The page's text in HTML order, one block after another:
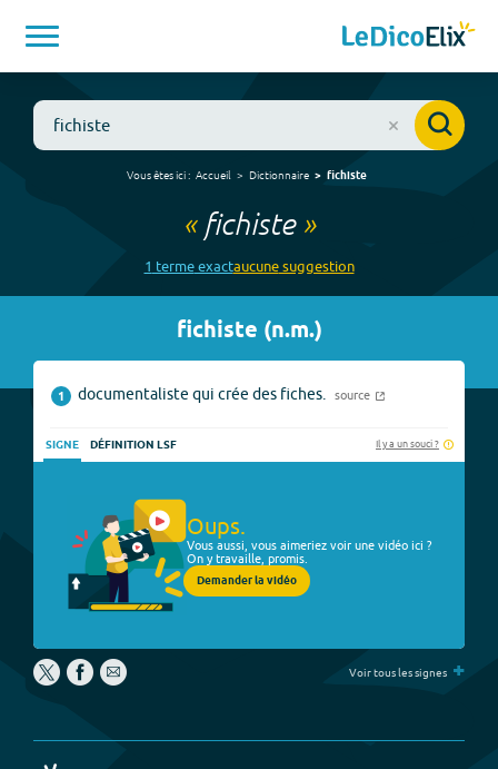
Vous êtes ici : Accueil Dictionnaire fichiste
« fichiste»
1 termeexactaucunesuggestion
fichiste (n.m.)
1 documentaliste qui crée des fiches. source
SIGNE DÉFINITION LSF Il y a un souci ?
Oups.
Vous aussi, vous aimeriez voir une vidéo ici ?
On y travaille, promis.
Demander la vidéo
Voir tous les signes +